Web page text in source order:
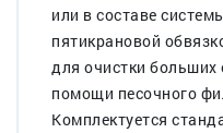
или в составе
пятикрановой
для очистки
помощи песочного
Комплектуется